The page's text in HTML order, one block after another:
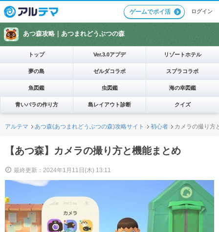
ゲームでポイ活 ログイン
あつ森攻略｜あつまれどうぶつの森
トップ Ver.3.0アプデ リゾートホテル
夢の島 ゼルダコラボ スプラコラボ
魚図鑑 虫図鑑 海の幸図鑑
青いバラの作り方 島レイアウト診断 クイズ
アルテマ あつ森(あつまれどうぶつの森)攻略サイト 初心者 カメラの撮り方
【あつ森】カメラの撮り方と機能まとめ
最終更新：2024年1月11日(木) 13:11